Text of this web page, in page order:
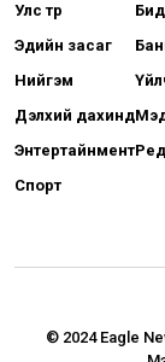
Улс төр
Эдийн засаг
Нийгэм
Дэлхий дахинд
Энтертайнмент
Спорт
© 2024 Eagle